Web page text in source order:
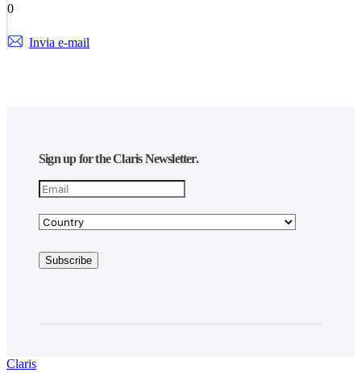
0
Invia e-mail
Sign up for the Claris Newsletter.
Claris